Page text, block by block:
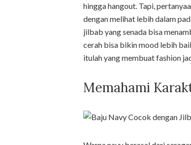
hingga hangout. Tapi,
dengan melihat lebih dalam
jilbab yang senada bisa
cerah bisa bikin mood lebih
itulah yang membuat fashion
Memahami